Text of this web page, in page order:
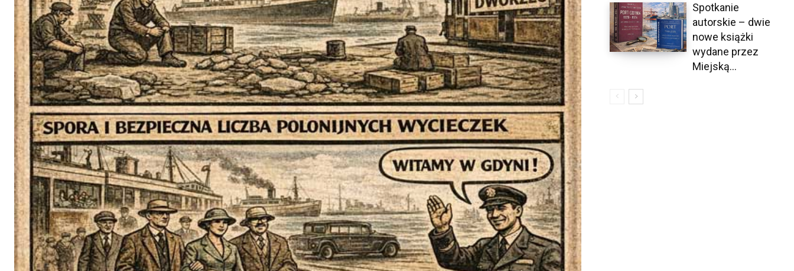
Spotkanie
autorskie – dwie
nowe książki
wydane przez
Miejską...